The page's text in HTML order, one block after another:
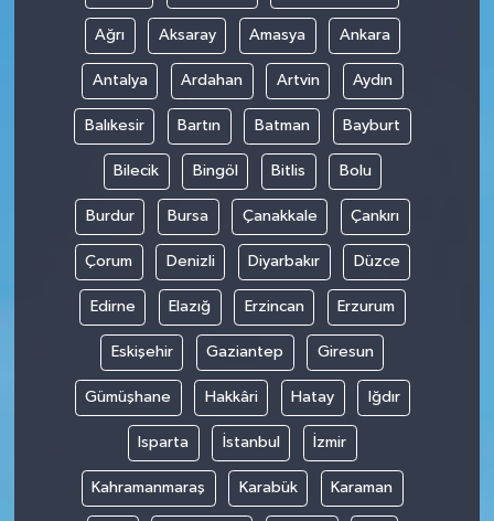
Ağrı Aksaray Amasya Ankara
Antalya Ardahan Artvin Aydın
Balıkesir Bartın Batman Bayburt
Bilecik Bingöl Bitlis Bolu
Burdur Bursa Çanakkale Çankırı
Çorum Denizli Diyarbakır Düzce
Edirne Elazığ Erzincan Erzurum
Eskişehir Gaziantep Giresun
Gümüşhane Hakkâri Hatay Iğdır
Isparta İstanbul İzmir
Kahramanmaraş Karabük Karaman